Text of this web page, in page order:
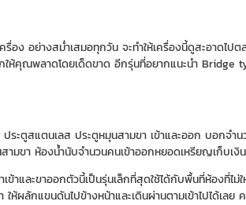
อง อย่างสม่ำเสมอทุกวัน จะทำให้เครื่องนี้ดูสะอาดไป
ให้คุณพลาดโดยเด็ดขาด อีกรุ่นที่อยากแนะนำ Bridge
ระตูสแตนเลส ประตูหมุนสามขา เข้าและออก บอกจำ
มขา ห้องน้ำนับจำนวนคนเข้าออกหยอดเหรียญเก็บเงิ
และขาออกตัวนี้เป็นรุ่นเล็กที่สุดใช้ได้กับพื้นที่ห้องที่ไม่
ห้ผลักแขนดันไปข้างหน้าและเดินผ่านตามเข้าไปได้เล